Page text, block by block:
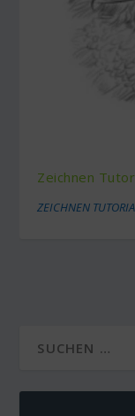
Zeichnen
ZEICHNEN